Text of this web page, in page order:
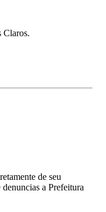
Claros.
de seu
a Prefeitura